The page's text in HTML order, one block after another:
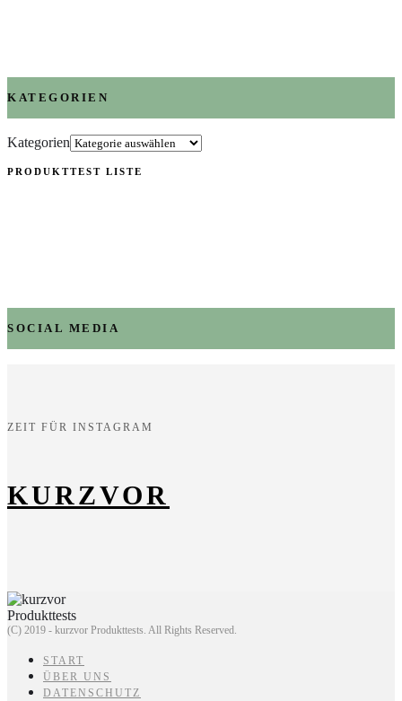
KATEGORIEN
Kategorien
PRODUKTTEST LISTE
SOCIAL MEDIA
ZEIT FÜR INSTAGRAM
KURZVOR
(C) 2019 - kurzvor Produkttests. All Rights Reserved.
START
ÜBER UNS
DATENSCHUTZ